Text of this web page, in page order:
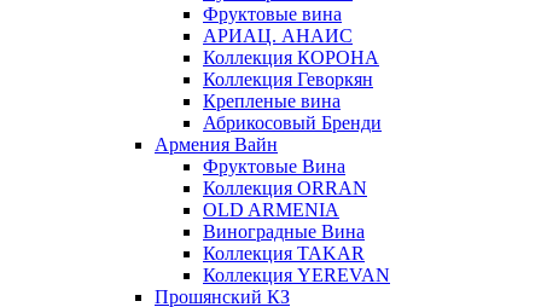
Фруктовые вина
АРИАЦ. АНАИС
Коллекция КОРОНА
Коллекция Геворкян
Крепленые вина
Абрикосовый Бренди
Армения Вайн
Фруктовые Вина
Коллекция ORRAN
OLD ARMENIA
Виноградные Вина
Коллекция TAKAR
Коллекция YEREVAN
Прошянский КЗ